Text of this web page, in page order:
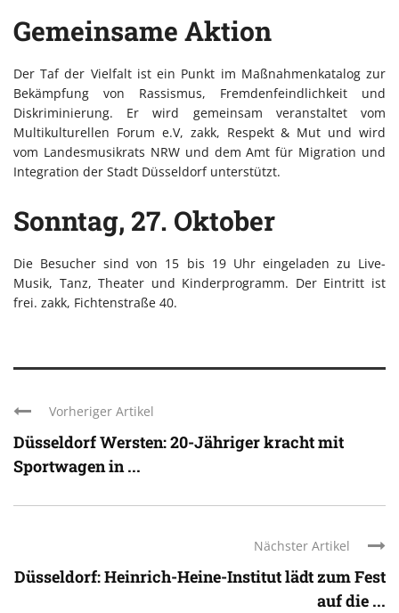
Gemeinsame Aktion
Der Taf der Vielfalt ist ein Punkt im Maßnahmenkatalog zur
Bekämpfung von Rassismus, Fremdenfeindlichkeit und
Diskriminierung. Er wird gemeinsam veranstaltet vom
Multikulturellen Forum e.V, zakk, Respekt & Mut und wird
vom Landesmusikrats NRW und dem Amt für Migration und
Integration der Stadt Düsseldorf unterstützt.
Sonntag, 27. Oktober
Die Besucher sind von 15 bis 19 Uhr eingeladen zu Live-
Musik, Tanz, Theater und Kinderprogramm. Der Eintritt ist
frei. zakk, Fichtenstraße 40.
Vorheriger Artikel
Düsseldorf Wersten: 20-Jähriger kracht mit
Sportwagen in ...
Nächster Artikel
Düsseldorf: Heinrich-Heine-Institut lädt zum Fest
auf die ...